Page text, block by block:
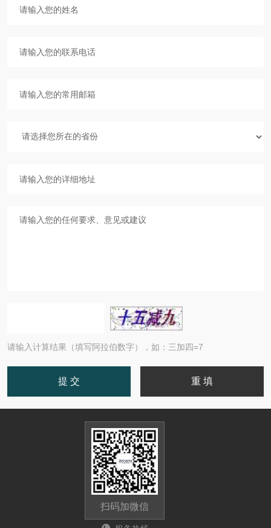
请输入计算结果（填写阿拉伯数字），如：三加四=7
扫码加微信